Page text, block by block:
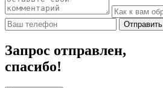
Отправить
Запрос отправлен,
спасибо!